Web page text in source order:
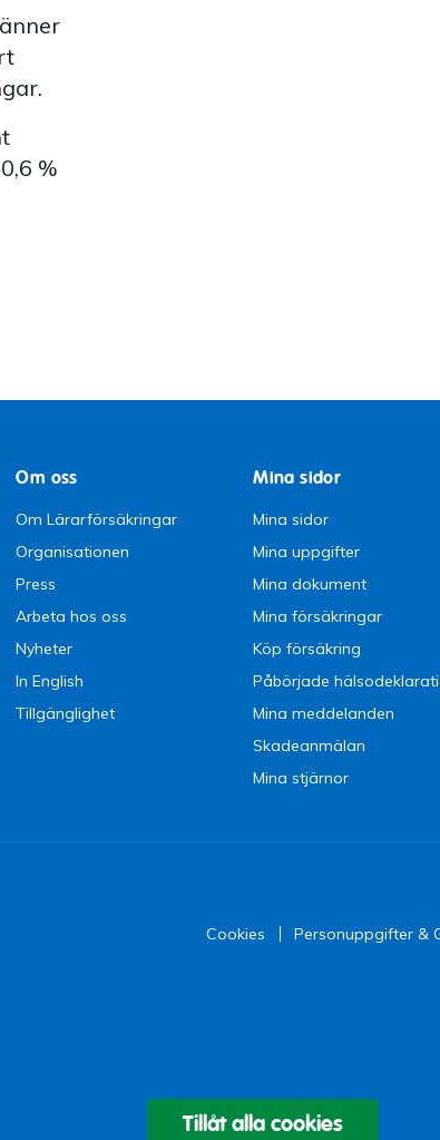
Tillåt alla cookies
%
Om oss
Om Lärarförsäkringar
Organisationen
Press
Arbeta hos oss
Nyheter
In English
Tillgänglighet
Mina sidor
Mina sidor
Mina uppgifter
Mina dokument
Mina försäkringar
Köp försäkring
Påbörjade
Mina meddelanden
Skadeanmälan
Mina stjärnor
Cookies Personuppgifter &